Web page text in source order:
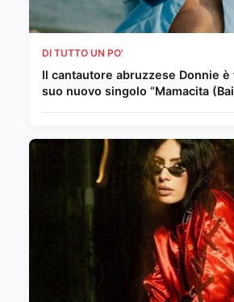
DI TUTTO UN PO'
Il cantautore abruzzese Donnie
suo nuovo singolo “Mamacita